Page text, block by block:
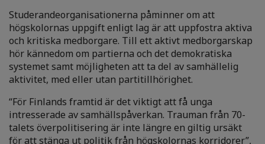
Studerandeorganisationerna påminner om att
högskolornas uppgift enligt lag är att uppfostra aktiva
och kritiska medborgare. Till ett aktivt medborgarskap
hör kännedom om partierna och det demokratiska
systemet samt möjligheten att ta del av samhällelig
aktivitet, med eller utan partitillhörighet.
“För Finlands framtid är det viktigt att få unga
intresserade av samhällspåverkan. Trauman från 70-
talets överpolitisering är inte längre en giltig ursäkt
för att stänga ut politik från högskolornas korridorer”,